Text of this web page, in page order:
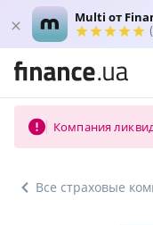
Multi от
Компания
Все страховые